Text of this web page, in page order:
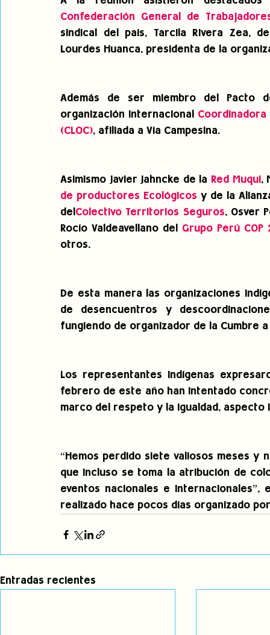
Confederación General de
sindical del país, Tarcila Rivera Zea,
Lourdes Huanca, presidenta de la
Además de ser miembro del Pacto
organización internacional Coordinadora
(CLOC), afiliada a Vía Campesina.
Asimismo Javier Jahncke de la Red Muqui,
de productores Ecológicos y de la
delColectivo Territorios Seguros, Osver
Rocío Valdeavellano del Grupo Perú COP
otros.
De esta manera las organizaciones
de desencuentros y
fungiendo de organizador de la Cumbre
Los representantes indígenas
febrero de este año han intentado
marco del respeto y la igualdad,
“Hemos perdido siete valiosos meses
que incluso se toma la atribución de
eventos nacionales e internacionales”,
realizado hace pocos días organizado
Entradas recientes